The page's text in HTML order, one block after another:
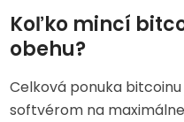
Koľko mincí
obehu?
Celková ponuka
softvérom na maximálne